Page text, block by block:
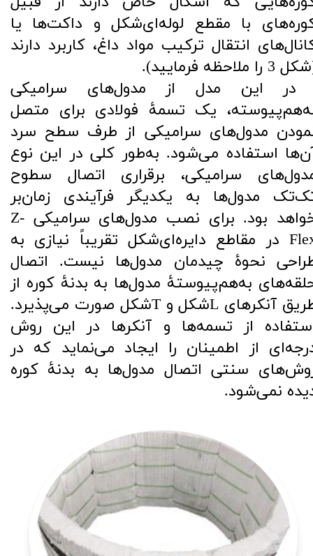
با مقطع لوله‌ای‌شکل و داکت‌ها یا
انتقال ترکیب مواد داغ، کاربرد دارند
را ملاحظه فرمایید).
این مدل از مدول‌های سرامیکی
یک تسمۀ فولادی برای متصل
مدول‌های سرامیکی از طرف سطح سرد
استفاده می‌شود. به‌طور کلی در این نوع
سرامیکی، برقراری اتصال سطوح
مدول‌ها به یکدیگر فرآیندی زمان‌بر
خواهد بود. برای نصب مدول‌های سرامیکی Z-
Flex در مقاطع دایره‌ای‌شکل تقریباً نیازی به
نحوۀ چیدمان مدول‌ها نیست. اتصال
به‌هم‌پیوستۀ مدول‌ها به بدنۀ کوره از
طریق آنکرهای Lشکل و Tشکل صورت می‌پذیرد.
از تسمه‌ها و آنکرها در این روش
از اطمینان را ایجاد می‌نماید که در
سنتی اتصال مدول‌ها به بدنۀ کوره
نمی‌شود.​​​​​​​